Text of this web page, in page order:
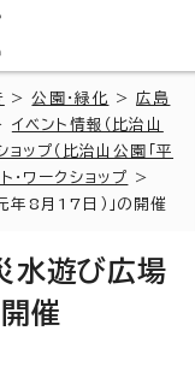
>公園・緑化 >広島
イベント情報（比治山
ョップ（比治山公園「平
ワークショップ
>
年8月17日）」の開催
水遊び広場
催